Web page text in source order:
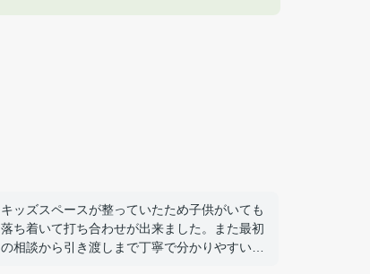
キッズスペースが整っていたため子供がいても
落ち着いて打ち合わせが出来ました。また最初
の相談から引き渡しまで丁寧で分かりやすい対